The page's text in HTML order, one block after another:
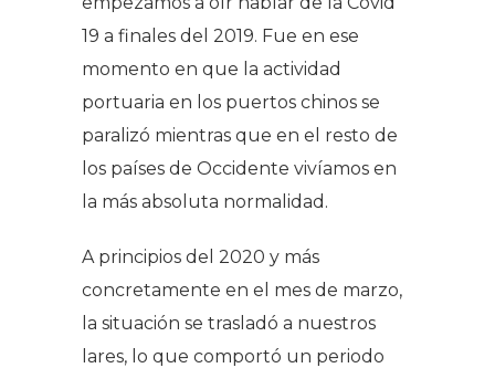
19 a finales del 2019. Fue en ese
momento en que la actividad
portuaria en los puertos chinos se
paralizó mientras que en el resto de
los países de Occidente vivíamos en
la más absoluta normalidad.
A principios del 2020 y más
concretamente en el mes de marzo,
la situación se trasladó a nuestros
lares, lo que comportó un periodo